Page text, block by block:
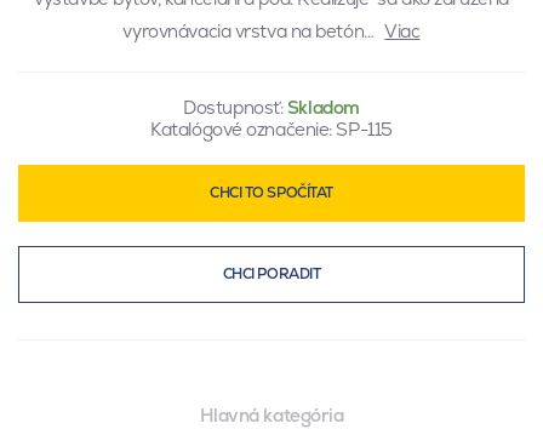
vyrovnávacia vrstva na betón… Viac
Dostupnosť:Skladom
Katalógové označenie: SP-115
CHCI TO SPOČÍTAT
CHCI PORADIT
Hlavná kategória